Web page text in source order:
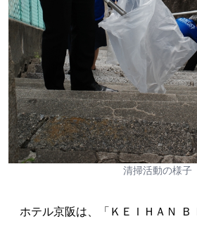
清掃活動の様子
ホテル京阪は、「ＫＥＩＨＡＮ